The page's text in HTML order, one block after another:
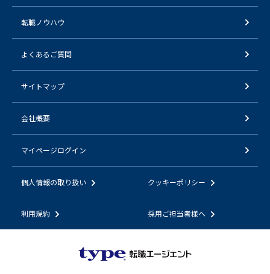
転職ノウハウ
よくあるご質問
サイトマップ
会社概要
マイページログイン
個人情報の取り扱い クッキーポリシー
利用規約 採用ご担当者様へ